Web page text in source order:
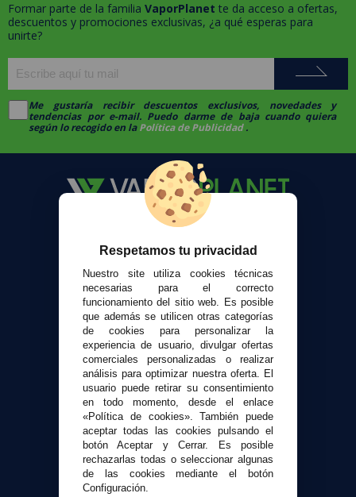
Formar parte de la familia VaporPlanet te da acceso a ofertas,
descuentos y promociones exclusivas, ¿a qué esperas para
unirte?
Me gustaría recibir descuentos exclusivos, novedades y
tendencias por e-mail. Puedo darme de baja cuando quiera
según lo recogido en laPolítica de Publicidad.
Sobre nosotros
Calculadora DIY Alquimia
Contacto
Atención al cliente
Envíos y devoluciones
Formas de pago
Contacto
Seguridad y Privacidad
Términos y condiciones de uso
Política de privacidad
Política de cookies
Respetamos tu privacidad
Nuestro site utiliza cookies técnicas
necesarias para el correcto
funcionamiento del sitio web. Es posible
que además se utilicen otras categorías
de cookies para personalizar la
experiencia de usuario, divulgar ofertas
comerciales personalizadas o realizar
análisis para optimizar nuestra oferta. El
usuario puede retirar su consentimiento
en todo momento, desde el enlace
«Política de cookies». También puede
aceptar todas las cookies pulsando el
botón Aceptar y Cerrar. Es posible
rechazarlas todas o seleccionar algunas
de las cookies mediante el botón
Configuración.